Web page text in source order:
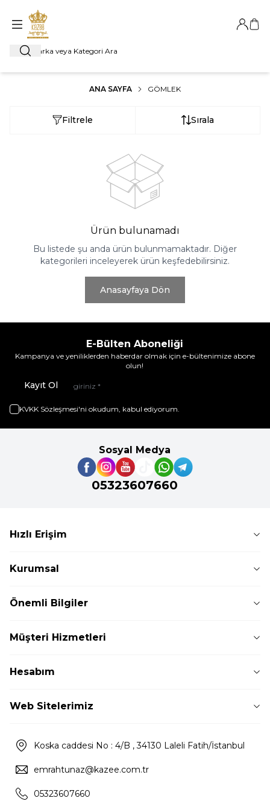
Ara
Giriş
ANA SAYFA GÖMLEK
Filtrele Sırala
Ürün bulunamadı
Bu listede şu anda ürün bulunmamaktadır. Diğer
kategorileri inceleyerek ürün keşfedebilirsiniz.
Anasayfaya Dön
E-Bülten Aboneliği
Kampanya ve yeniliklerden haberdar olmak için e-bültenimize abone
olun!
Kayıt Ol
KVKK Sözleşmesi'ni okudum, kabul ediyorum.
Sosyal Medya
05323607660
Hızlı Erişim
Kurumsal
Önemli Bilgiler
Müşteri Hizmetleri
Hesabım
Web Sitelerimiz
Koska caddesi No : 4/B , 34130 Laleli Fatih/İstanbul
emrahtunaz@kazee.com.tr
05323607660